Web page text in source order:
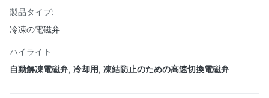
製品タイプ:
冷凍の電磁弁
ハイライト
自動解凍電磁弁, 冷却用, 凍結防止のための高速切換電磁弁